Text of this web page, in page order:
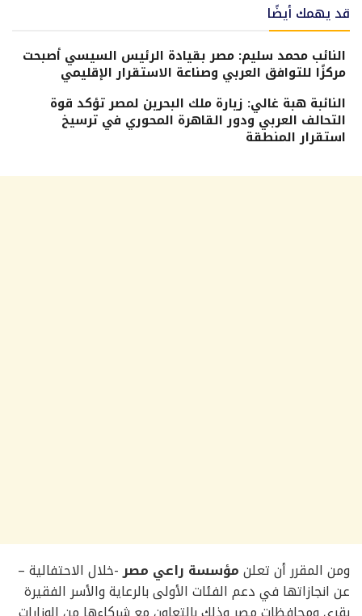
قد يهمك أيضًا
النائب محمد سليم: مصر بقيادة الرئيس السيسي أصبحت
مركزًا للتوافق العربي وصناعة الاستقرار الإقليمي
النائبة هبة غالي: زيارة ملك البحرين لمصر تؤكد قوة
التحالف العربي ودور القاهرة المحوري في ترسيخ
استقرار المنطقة
ومن المقرر أن تعلنمؤسسة راعي مصر-خلال الاحتفالية –
عن انجازاتها في دعم الفئات الأولى بالرعاية والأسر الفقيرة